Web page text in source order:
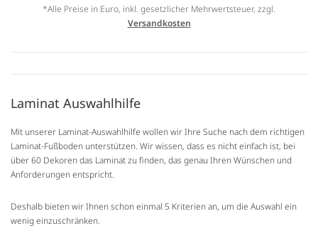
*Alle Preise in Euro, inkl. gesetzlicher Mehrwertsteuer, zzgl.
Versandkosten
Laminat Auswahlhilfe
Mit unserer Laminat-Auswahlhilfe wollen wir Ihre Suche nach dem richtigen
Laminat-Fußboden unterstützen. Wir wissen, dass es nicht einfach ist, bei
über 60 Dekoren das Laminat zu finden, das genau Ihren Wünschen und
Anforderungen entspricht.
Deshalb bieten wir Ihnen schon einmal 5 Kriterien an, um die Auswahl ein
wenig einzuschränken.